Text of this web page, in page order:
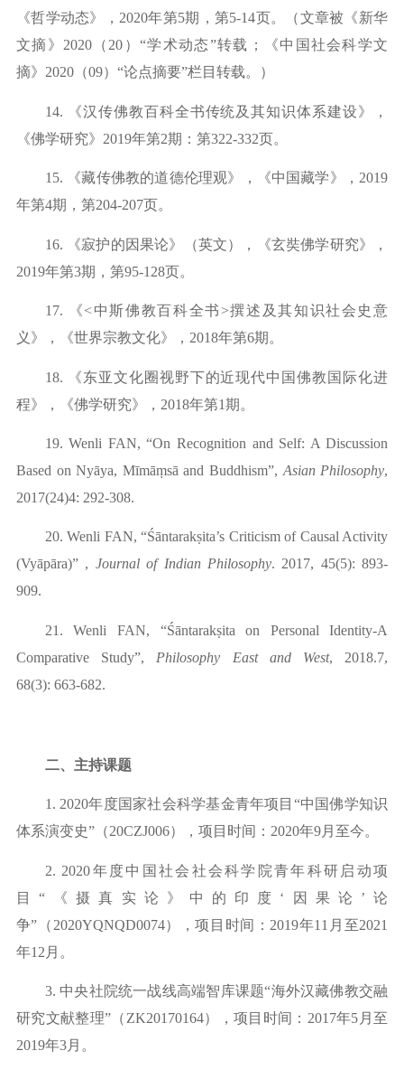
《哲学动态》，2020年第5期，第5-14页。（文章被《新华
文摘》2020（20）“学术动态”转载；《中国社会科学文
摘》2020（09）“论点摘要”栏目转载。）
14.
《汉传佛教百科全书传统及其知识体系建设》，
《佛学研究》 2019年第2期：第322-332页。
15. 《藏传佛教的道德伦理观》，《中国藏学》， 2019
年第4期 ，第204-207页。
16.
《寂护的因果论》（英文），《玄奘佛学研究》，
2019年第3期，第95-128页。
17. 《<中斯佛教百科全书>撰述及其知识社会史意
义》，《世界宗教文化》，2018年第6期。
18.
《东亚文化圈视野下的近现代中国佛教国际化进
程》，《佛学研究》， 2018年第1期。
19.Wenli FAN, “On Recognition and Self: A Discussion
Based on Nyāya, Mīmāṃsā and Buddhism”, Asian Philosophy,
2017(24)4: 292-308.
20.Wenli FAN, “Śāntarakṣita’s Criticism of Causal Activity
(Vyāpāra)” , Journal of Indian Philosophy. 2017, 45(5): 893-
909.
21.Wenli FAN, “Śāntarakṣita on Personal Identity-A
Comparative Study”, Philosophy East and West, 2018.7,
68(3): 663-682.
二、主持课题
1. 2020年度国家社会科学基金青年项目“中国佛学知识
体系演变史”（20CZJ006），项目时间：2020年9月至今。
2. 2020年度中国社会社会科学院青年科研启动项
目“《摄真实论》中的印度‘因果论’论
争”（2020YQNQD0074），项目时间：2019年11月至2021
年1 2 月。
3. 中央社院统一战线高端智库课题“海外汉藏佛教交融
研究文献整理”（ZK20170164），项目时间：2017年5月至
2019年3月。